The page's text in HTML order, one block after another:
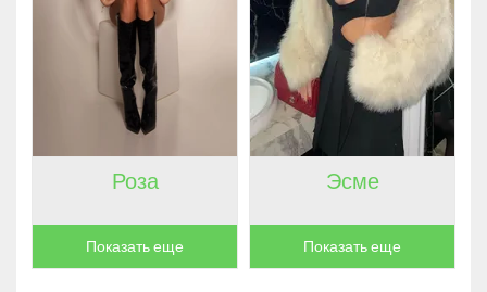
Роза
Показать еще
Эсме
Показать еще